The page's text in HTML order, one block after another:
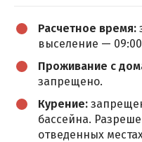
Расчетное время:
выселение —
Проживание с
запрещено.
Курение:
бассейна.
отведенных